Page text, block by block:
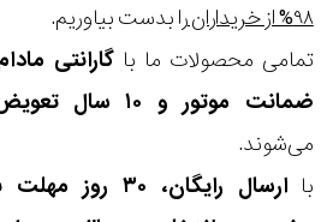
۹۸% از خریداران
را بدست بیاوریم.
تمامی محصولات ما با
ضمانت موتور و ۱۰ سال تعویض رایگان باتری
می‌شوند.
با
ارسال رایگان،